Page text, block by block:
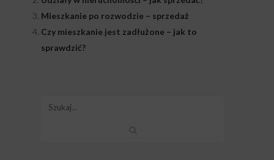
Mieszkanie po rozwodzie – sprzedaż
Czy mieszkanie jest zadłużone – jak to
sprawdzić?